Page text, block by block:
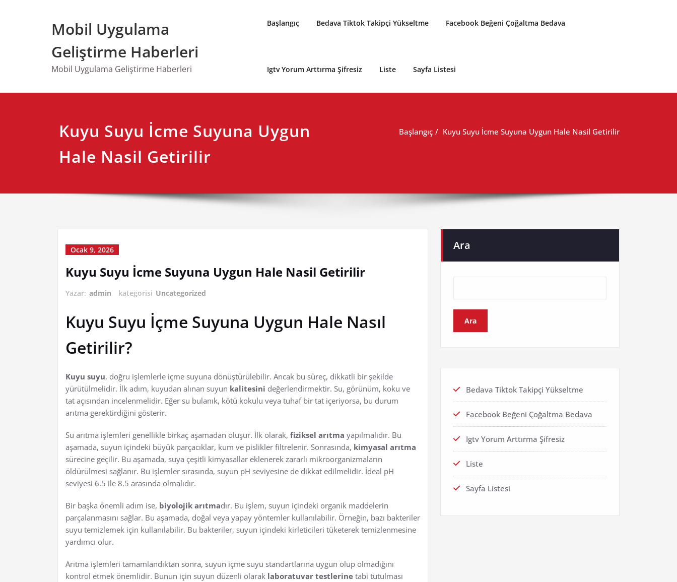
Mobil Uygulama
Geliştirme Haberleri
Mobil Uygulama Geliştirme Haberleri
Başlangıç Bedava Tiktok Takipçi Yükseltme Facebook Beğeni Çoğaltma Bedava
Igtv Yorum Arttırma Şifresiz Liste Sayfa Listesi
Kuyu Suyu İcme Suyuna Uygun
Hale Nasil Getirilir
Başlangıç Kuyu Suyu İcme Suyuna Uygun Hale Nasil Getirilir
Ocak 9, 2026
Kuyu Suyu İcme Suyuna Uygun Hale Nasil Getirilir
Yazar: admin kategorisi Uncategorized
Kuyu Suyu İçme Suyuna Uygun Hale Nasıl
Getirilir?
Kuyu suyu, doğru işlemlerle içme suyuna dönüştürülebilir. Ancak bu süreç, dikkatli bir şekilde
yürütülmelidir. İlk adım, kuyudan alınan suyun kalitesini değerlendirmektir. Su, görünüm, koku ve
tat açısından incelenmelidir. Eğer su bulanık, kötü kokulu veya tuhaf bir tat içeriyorsa, bu durum
arıtma gerektirdiğini gösterir.
Su arıtma işlemleri genellikle birkaç aşamadan oluşur. İlk olarak, fiziksel arıtma yapılmalıdır. Bu
aşamada, suyun içindeki büyük parçacıklar, kum ve pislikler filtrelenir. Sonrasında, kimyasal arıtma
sürecine geçilir. Bu aşamada, suya çeşitli kimyasallar eklenerek zararlı mikroorganizmaların
öldürülmesi sağlanır. Bu işlemler sırasında, suyun pH seviyesine de dikkat edilmelidir. İdeal pH
seviyesi 6.5 ile 8.5 arasında olmalıdır.
Bir başka önemli adım ise, biyolojik arıtmadır. Bu işlem, suyun içindeki organik maddelerin
parçalanmasını sağlar. Bu aşamada, doğal veya yapay yöntemler kullanılabilir. Örneğin, bazı bakteriler
suyu temizlemek için kullanılabilir. Bu bakteriler, suyun içindeki kirleticileri tüketerek temizlenmesine
yardımcı olur.
Arıtma işlemleri tamamlandıktan sonra, suyun içme suyu standartlarına uygun olup olmadığını
kontrol etmek önemlidir. Bunun için suyun düzenli olarak laboratuvar testlerine tabi tutulması
Ara
Ara
Bedava Tiktok Takipçi Yükseltme
Facebook Beğeni Çoğaltma Bedava
Igtv Yorum Arttırma Şifresiz
Liste
Sayfa Listesi